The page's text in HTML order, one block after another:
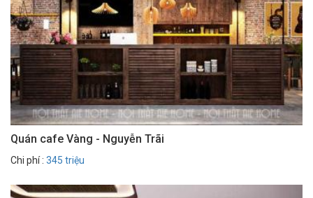
Quán cafe Vàng - Nguyễn Trãi
Chi phí : 345 triệu